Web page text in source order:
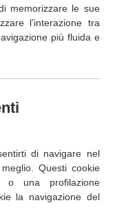
memorizzare le sue
l’interazione tra
più fluida e
di navigare nel
Questi cookie
o una profilazione
la navigazione del